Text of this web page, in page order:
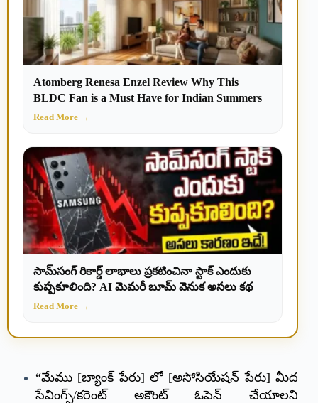
Atomberg Renesa Enzel Review Why This
BLDC Fan is a Must Have for Indian Summers
Read More →
సామ్‌సంగ్ రికార్డ్ లాభాలు ప్రకటించినా స్టాక్ ఎందుకు
కుప్పకూలింది? AI మెమరీ బూమ్ వెనుక అసలు కథ
Read More →
“మేము [బ్యాంక్ పేరు] లో [అసోసియేషన్ పేరు] మీద
సేవింగ్స్/కరెంట్ అకౌంట్ ఓపెన్ చేయాలని